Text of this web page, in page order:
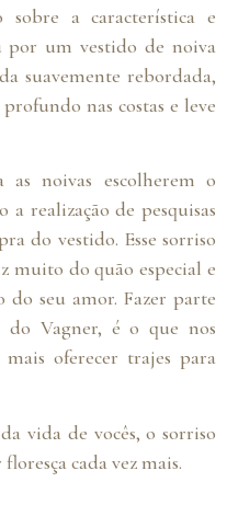
a característica e
por um vestido de noiva
suavemente rebordada,
nas costas e leve
noivas escolherem o
realização de pesquisas
do vestido. Esse sorriso
muito do quão especial e
do seu amor. Fazer parte
Vagner, é o que nos
oferecer trajes para
vida de vocês, o sorriso
cada vez mais.